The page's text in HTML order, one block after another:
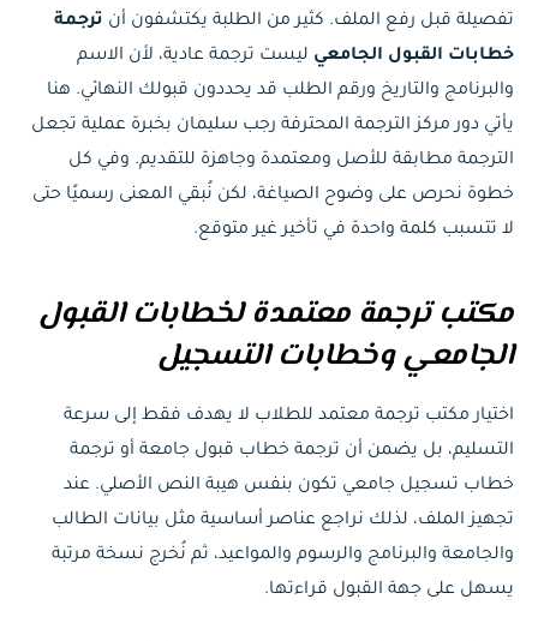
تفصيلة قبل رفع الملف. كثير من الطلبة يكتشفون أن ترجمة
خطابات القبول الجامعي ليست ترجمة عادية، لأن الاسم
والبرنامج والتاريخ ورقم الطلب قد يحددون قبولك النهائي. هنا
يأتي دور مركز الترجمة المحترفة رجب سليمان بخبرة عملية تجعل
الترجمة مطابقة للأصل ومعتمدة وجاهزة للتقديم. وفي كل
خطوة نحرص على وضوح الصياغة، لكن نُبقي المعنى رسميًا حتى
لا تتسبب كلمة واحدة في تأخير غير متوقع.
مكتب ترجمة معتمدة لخطابات القبول
الجامعي وخطابات التسجيل
اختيار مكتب ترجمة معتمد للطلاب لا يهدف فقط إلى سرعة
التسليم، بل يضمن أن ترجمة خطاب قبول جامعة أو ترجمة
خطاب تسجيل جامعي تكون بنفس هيبة النص الأصلي. عند
تجهيز الملف، لذلك نراجع عناصر أساسية مثل بيانات الطالب
والجامعة والبرنامج والرسوم والمواعيد، ثم نُخرج نسخة مرتبة
يسهل على جهة القبول قراءتها.